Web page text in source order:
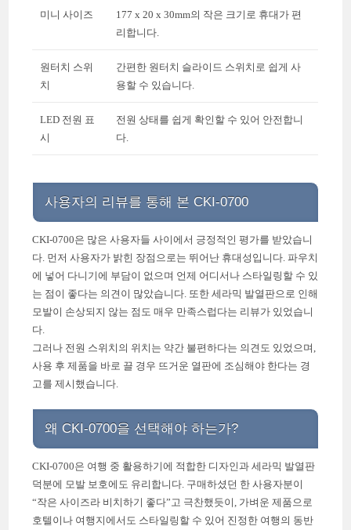
미니 사이즈
177 x 20 x 30mm의 작은 크기로 휴대가 편
리합니다.
원터치 스위
치
간편한 원터치 슬라이드 스위치로 쉽게 사
용할 수 있습니다.
LED 전원 표
시
전원 상태를 쉽게 확인할 수 있어 안전합니
다.
사용자의 리뷰를 통해 본 CKI-0700
CKI-0700은 많은 사용자들 사이에서 긍정적인 평가를 받았습니
다. 먼저 사용자가 밝힌 장점으로는 뛰어난 휴대성입니다. 파우치
에 넣어 다니기에 부담이 없으며 언제 어디서나 스타일링할 수 있
는 점이 좋다는 의견이 많았습니다. 또한 세라믹 발열판으로 인해
모발이 손상되지 않는 점도 매우 만족스럽다는 리뷰가 있었습니
다.
그러나 전원 스위치의 위치는 약간 불편하다는 의견도 있었으며,
사용 후 제품을 바로 끌 경우 뜨거운 열판에 조심해야 한다는 경
고를 제시했습니다.
왜 CKI-0700을 선택해야 하는가?
CKI-0700은 여행 중 활용하기에 적합한 디자인과 세라믹 발열판
덕분에 모발 보호에도 유리합니다. 구매하셨던 한 사용자분이
“작은 사이즈라 비치하기 좋다”고 극찬했듯이, 가벼운 제품으로
호텔이나 여행지에서도 스타일링할 수 있어 진정한 여행의 동반